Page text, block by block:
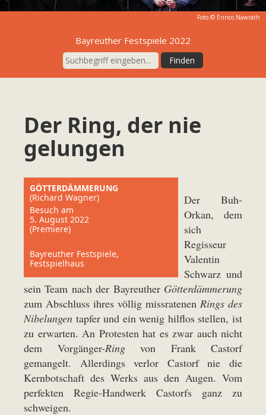
Foto © Enrico Nawrath
Bayreuther Festspiele 2022
Der Ring, der nie
gelungen
GÖTTERDÄMMERUNG
(Richard Wagner)
Besuch am
5. August 2022
(Premiere)
Bayreuther Festspiele,
Festspielhaus
Der Buh-
Orkan, dem
sich
Regisseur
Valentin
Schwarz und
sein Team nach der Bayreuther Götterdämmerung
zum Abschluss ihres völlig missratenen Rings des
Nibelungen tapfer und ein wenig hilflos stellen, ist
zu erwarten. An Protesten hat es zwar auch nicht
dem Vorgänger-Ringvon Frank Castorf
gemangelt. Allerdings verlor Castorf nie die
Kernbotschaft des Werks aus den Augen. Vom
perfekten Regie-Handwerk Castorfs ganz zu
schweigen.